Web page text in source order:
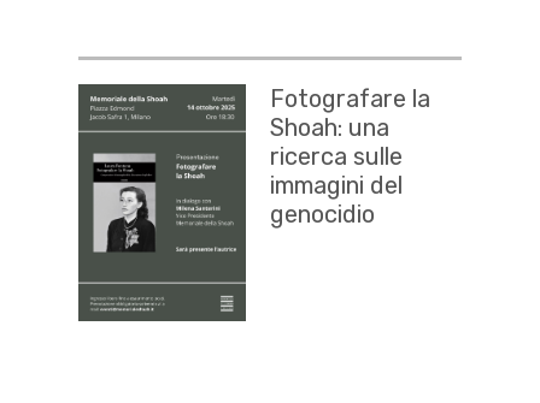
Fotografare la
Shoah: una
ricerca sulle
immagini del
genocidio